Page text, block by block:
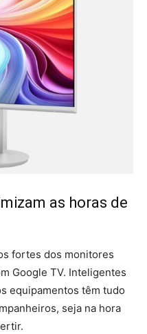
as horas de
fortes dos monitores
Google TV. Inteligentes
equipamentos têm tudo
seja na hora